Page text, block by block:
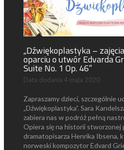
„Dźwiękoplastyka –
oparciu o utwór Edvarda
Suite No. 1 Op. 46”
Data dodania 4 maja 2020
Zapraszamy dzieci, szczególnie
„Dźwiękoplastyka”. Sara
zabiera nas w podróż pełną
Opiera się na historii stworzonej
dramatopisarza Henrika Ibsena,
norweski kompozytor Edvard